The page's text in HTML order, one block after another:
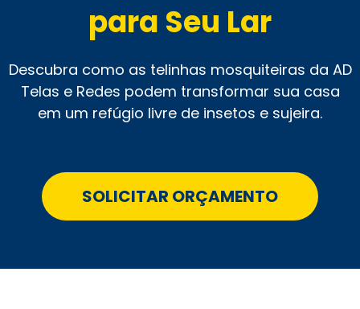
para Seu Lar
Descubra como as telinhas mosquiteiras da AD
Telas e Redes podem transformar sua casa
em um refúgio livre de insetos e sujeira.
SOLICITAR ORÇAMENTO